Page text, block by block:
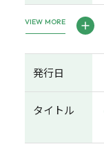
VIEW MORE
発行日
タイトル